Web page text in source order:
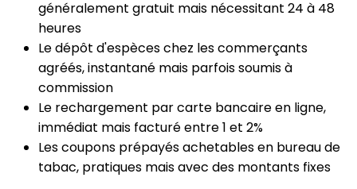
généralement gratuit mais nécessitant 24 à 48
heures
Le dépôt d'espèces chez les commerçants
agréés, instantané mais parfois soumis à
commission
Le rechargement par carte bancaire en ligne,
immédiat mais facturé entre 1 et 2%
Les coupons prépayés achetables en bureau de
tabac, pratiques mais avec des montants fixes